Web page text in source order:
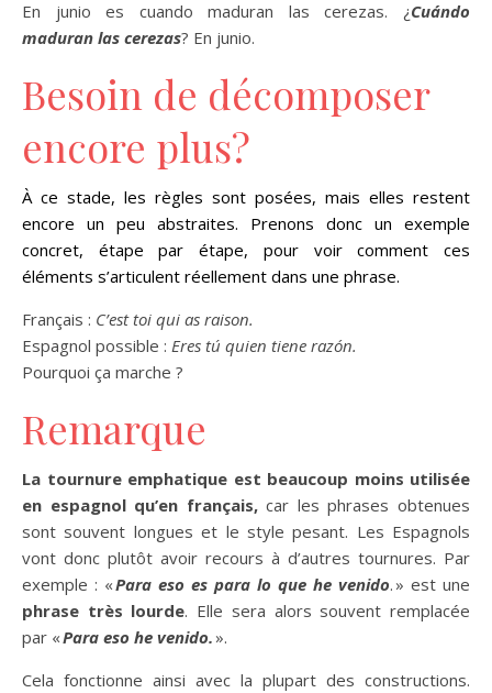
En junio es cuando maduran las cerezas. ¿Cuándo
maduran las cerezas? En junio.
Besoin de décomposer
encore plus?
À ce stade, les règles sont posées, mais elles restent
encore un peu abstraites. Prenons donc un exemple
concret, étape par étape, pour voir comment ces
éléments s’articulent réellement dans une phrase.
Français : C’est toi qui as raison.
Espagnol possible : Eres tú quien tiene razón.
Pourquoi ça marche ?
Remarque
La tournure emphatique est beaucoup moins utilisée
en espagnol qu’en français,car les phrases obtenues
sont souvent longues et le style pesant. Les Espagnols
vont donc plutôt avoir recours à d’autres tournures. Par
exemple : «Para eso es para lo que he venido. » est une
phrase très lourde. Elle sera alors souvent remplacée
par «Para eso he venido. ».
Cela fonctionne ainsi avec la plupart des constructions.